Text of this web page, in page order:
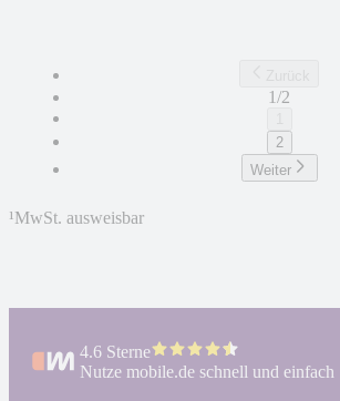
1/2
2
Weiter
¹MwSt. ausweisbar
4.6 Sterne
Nutze mobile.de schnell und einfach